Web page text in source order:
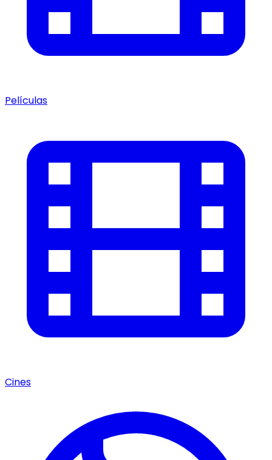
Películas
Cines